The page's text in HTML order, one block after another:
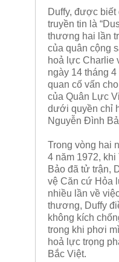
Duffy, được
truyền tin là
thương hai lần
của quân cộng
hoả lực Charlie
ngày 14 tháng
quan cố vấn
của Quân Lực
dưới quyền chỉ
Nguyễn Đình
Trong vòng hai
4 năm 1972,
Bảo đã tử trận,
vệ Căn cứ Hỏa
nhiều lần về
thương, Duffy
không kích
trong khi phơi
hoả lực trọng
Bắc Việt.